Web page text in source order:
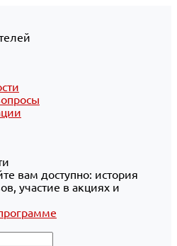
вам доступно: история
участие в акциях и